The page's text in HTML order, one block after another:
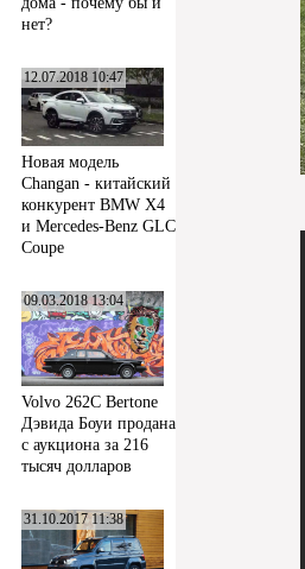
нет?
12.07.2018 10:47
Новая модель
Changan - китайский
конкурент BMW X4
и Mercedes-Benz GLC
Coupe
09.03.2018 13:04
Volvo 262C Bertone
Дэвида Боуи продана
с аукциона за 216
тысяч долларов
31.10.2017 11:38